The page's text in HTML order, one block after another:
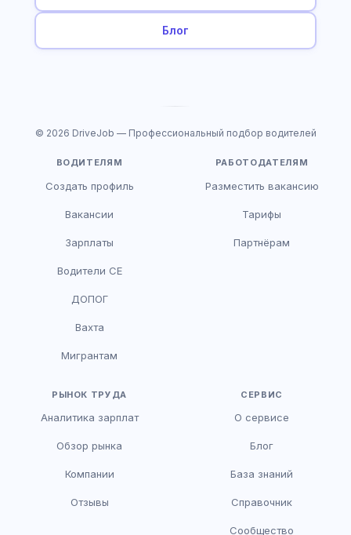
Блог
© 2026 DriveJob — Профессиональный подбор водителей
ВОДИТЕЛЯМ
Создать профиль
Вакансии
Зарплаты
Водители CE
ДОПОГ
Вахта
Мигрантам
РАБОТОДАТЕЛЯМ
Разместить вакансию
Тарифы
Партнёрам
РЫНОК ТРУДА
Аналитика зарплат
Обзор рынка
Компании
Отзывы
СЕРВИС
О сервисе
Блог
База знаний
Справочник
Сообщество
HR-консультант
Здравствуйте! Я AI-консультант DriveJob.
помочь?